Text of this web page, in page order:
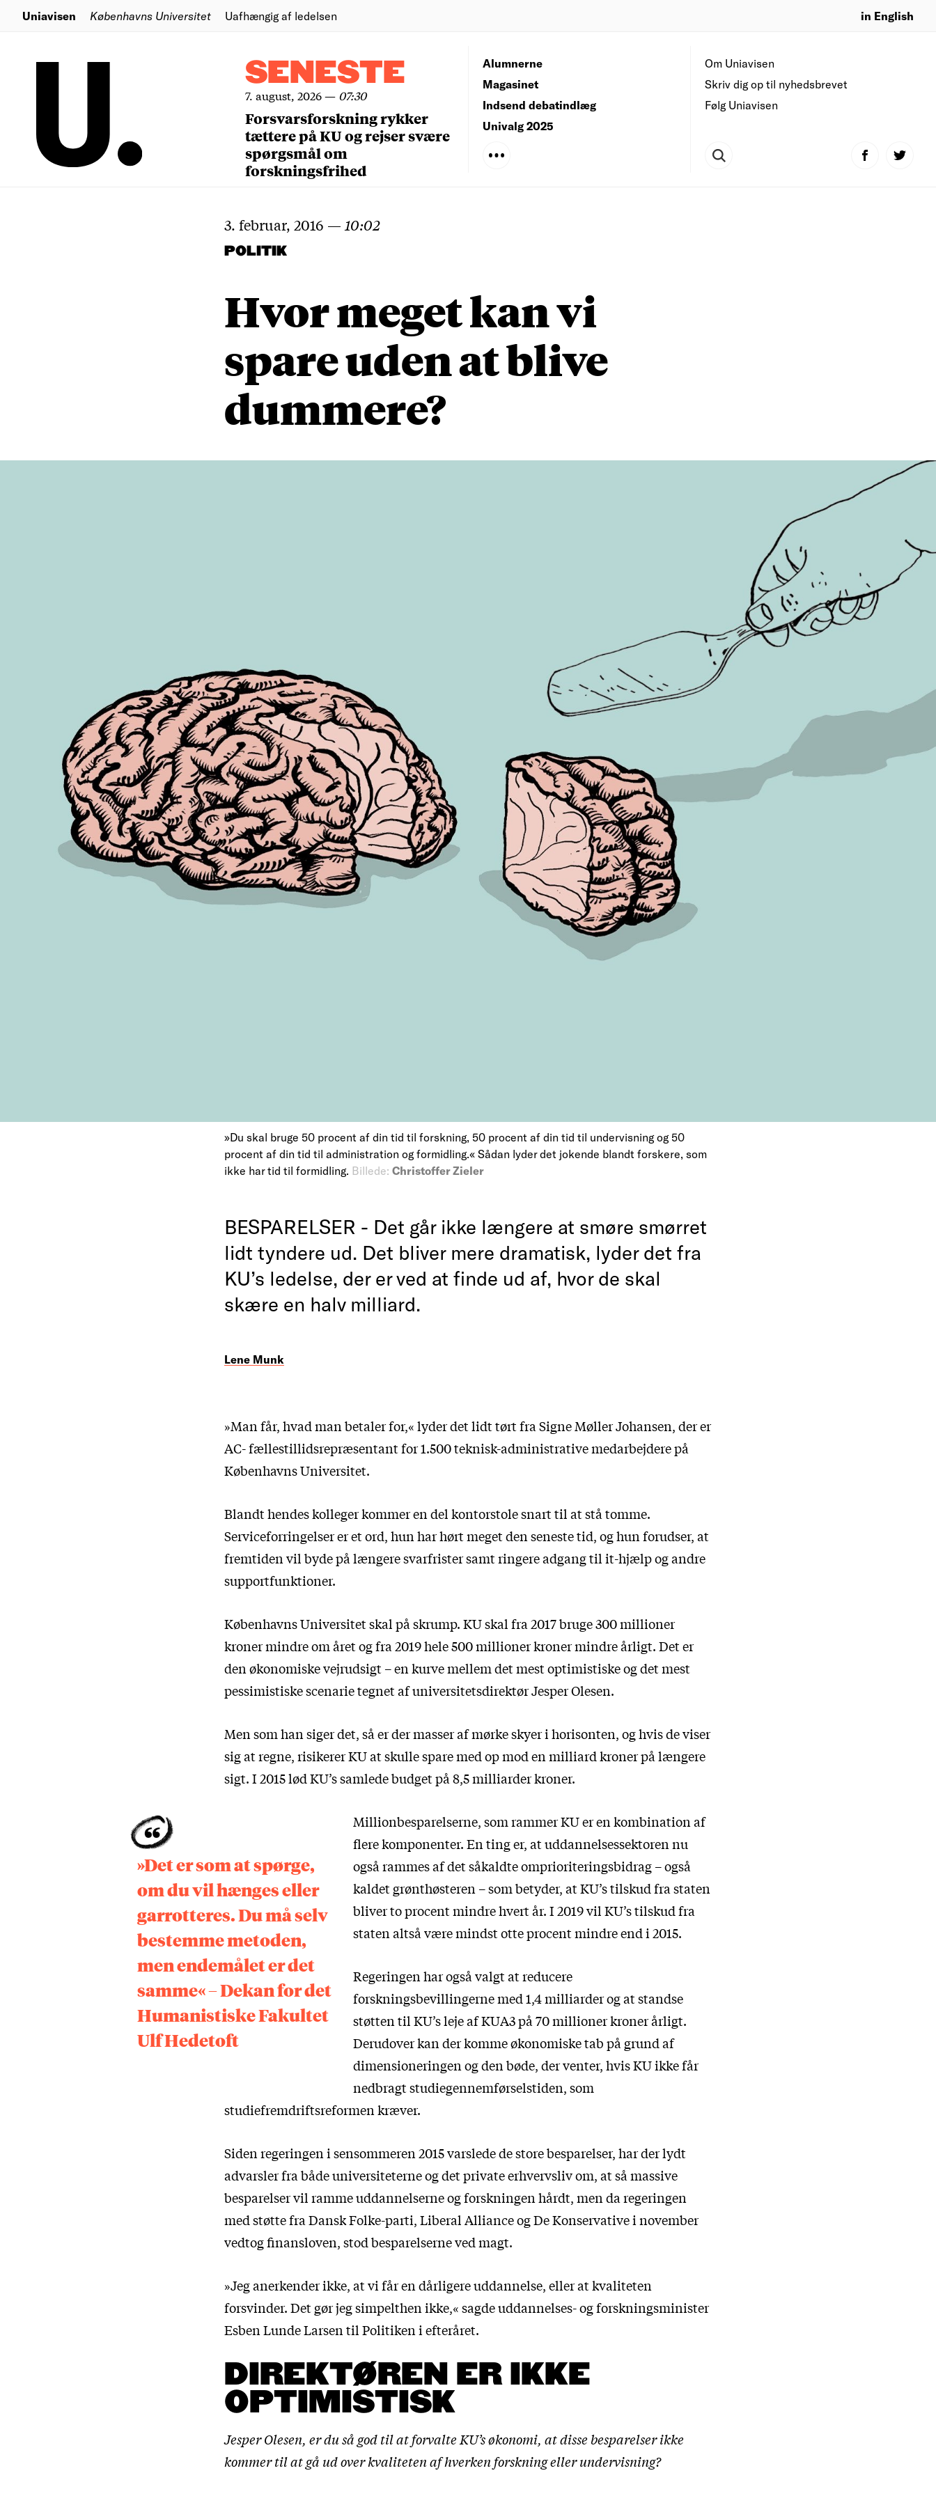
Uniavisen Københavns Universitet Uafhængig af ledelsen in English
SENESTE
7. august, 2026— 07:30
Forsvarsforskning rykker
tættere på KU og rejser svære
spørgsmål om
forskningsfrihed
Om Uniavisen
Skriv dig op til nyhedsbrevet
Følg Uniavisen
Alumnerne
Magasinet
Indsend debatindlæg
Univalg 2025
3. februar, 2016 — 10:02
POLITIK
Hvor meget kan vi
spare uden at blive
dummere?
»Du skal bruge 50 procent af din tid til forskning, 50 procent af din tid til undervisning og 50
procent af din tid til administration og formidling.« Sådan lyder det jokende blandt forskere, som
ikke har tid til formidling. Billede: Christoffer Zieler
BESPARELSER - Det går ikke længere at smøre smørret
lidt tyndere ud. Det bliver mere dramatisk, lyder det fra
KU’s ledelse, der er ved at finde ud af, hvor de skal
skære en halv milliard.
Lene Munk
»Man får, hvad man betaler for,« lyder det lidt tørt fra Signe Møller Johansen, der er
AC- fællestillidsrepræsentant for 1.500 teknisk-administrative medarbejdere på
Københavns Universitet.
Blandt hendes kolleger kommer en del kontorstole snart til at stå tomme.
Serviceforringelser er et ord, hun har hørt meget den seneste tid, og hun forudser, at
fremtiden vil byde på længere svarfrister samt ringere adgang til it-hjælp og andre
supportfunktioner.
Københavns Universitet skal på skrump. KU skal fra 2017 bruge 300 millioner
kroner mindre om året og fra 2019 hele 500 millioner kroner mindre årligt. Det er
den økonomiske vejrudsigt – en kurve mellem det mest optimistiske og det mest
pessimistiske scenarie tegnet af universitetsdirektør Jesper Olesen.
Men som han siger det, så er der masser af mørke skyer i horisonten, og hvis de viser
sig at regne, risikerer KU at skulle spare med op mod en milliard kroner på længere
sigt. I 2015 lød KU’s samlede budget på 8,5 milliarder kroner.
»Det er som at spørge,
om du vil hænges eller
garrotteres. Du må selv
bestemme metoden,
men endemålet er det
samme« – Dekan for det
Humanistiske Fakultet
Ulf Hedetoft
Millionbesparelserne, som rammer KU er en kombination af
flere komponenter. En ting er, at uddannelsessektoren nu
også rammes af det såkaldte omprioriteringsbidrag – også
kaldet grønthøsteren – som betyder, at KU’s tilskud fra staten
bliver to procent mindre hvert år. I 2019 vil KU’s tilskud fra
staten altså være mindst otte procent mindre end i 2015.
Regeringen har også valgt at reducere
forskningsbevillingerne med 1,4 milliarder og at standse
støtten til KU’s leje af KUA3 på 70 millioner kroner årligt.
Derudover kan der komme økonomiske tab på grund af
dimensioneringen og den bøde, der venter, hvis KU ikke får
nedbragt studiegennemførselstiden, som
studiefremdriftsreformen kræver.
Siden regeringen i sensommeren 2015 varslede de store besparelser, har der lydt
advarsler fra både universiteterne og det private erhvervsliv om, at så massive
besparelser vil ramme uddannelserne og forskningen hårdt, men da regeringen
med støtte fra Dansk Folke-parti, Liberal Alliance og De Konservative i november
vedtog finansloven, stod besparelserne ved magt.
»Jeg anerkender ikke, at vi får en dårligere uddannelse, eller at kvaliteten
forsvinder. Det gør jeg simpelthen ikke,« sagde uddannelses- og forskningsminister
Esben Lunde Larsen til Politiken i efteråret.
DIREKTØREN ER IKKE
OPTIMISTISK
Jesper Olesen, er du så god til at forvalte KU’s økonomi, at disse besparelser ikke
kommer til at gå ud over kvaliteten af hverken forskning eller undervisning?